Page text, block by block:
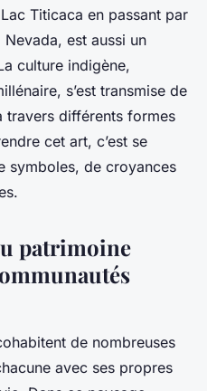
Titicaca en passant par
est aussi un
culture indigène,
s’est transmise de
travers différents formes
cet art, c’est se
symboles, de croyances
patrimoine
de nombreuses
avec ses propres